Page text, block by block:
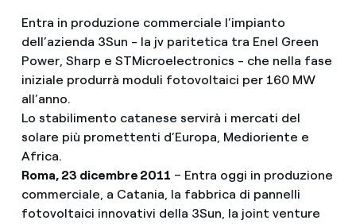
Entra in produzione commerciale l’impianto
dell’azienda 3Sun - la jv paritetica tra Enel Green
Power, Sharp e STMicroelectronics - che nella fase
iniziale produrrà moduli fotovoltaici per 160 MW
all’anno.
Lo stabilimento catanese servirà i mercati del
solare più promettenti d’Europa, Medioriente e
Africa.
Roma, 23 dicembre 2011 – Entra oggi in produzione
commerciale, a Catania, la fabbrica di pannelli
fotovoltaici innovativi della 3Sun, la joint venture